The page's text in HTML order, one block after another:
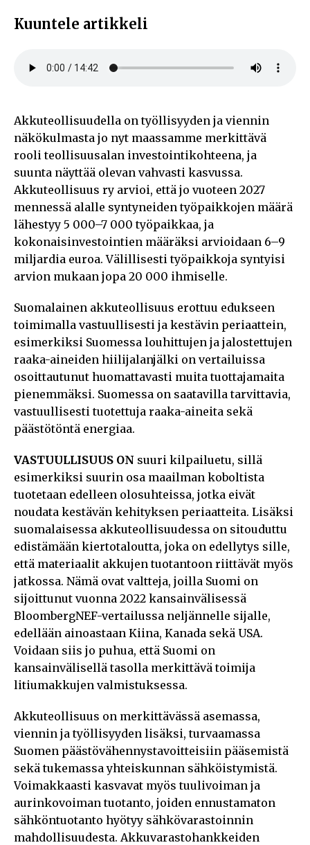
Kuuntele artikkeli
Akkuteollisuudella on työllisyyden ja viennin
näkökulmasta jo nyt maassamme merkittävä
rooli teollisuusalan investointikohteena, ja
suunta näyttää olevan vahvasti kasvussa.
Akkuteollisuus ry arvioi, että jo vuoteen 2027
mennessä alalle syntyneiden työpaikkojen määrä
lähestyy 5 000–7 000 työpaikkaa, ja
kokonaisinvestointien määräksi arvioidaan 6–9
miljardia euroa. Välillisesti työpaikkoja syntyisi
arvion mukaan jopa 20 000 ihmiselle.
Suomalainen akkuteollisuus erottuu edukseen
toimimalla vastuullisesti ja kestävin periaattein,
esimerkiksi Suomessa louhittujen ja jalostettujen
raaka-aineiden hiilijalanjälki on vertailuissa
osoittautunut huomattavasti muita tuottajamaita
pienemmäksi. Suomessa on saatavilla tarvittavia,
vastuullisesti tuotettuja raaka-aineita sekä
päästötöntä energiaa.
VASTUULLISUUS ON suuri kilpailuetu, sillä
esimerkiksi suurin osa maailman koboltista
tuotetaan edelleen olosuhteissa, jotka eivät
noudata kestävän kehityksen periaatteita. Lisäksi
suomalaisessa akkuteollisuudessa on sitouduttu
edistämään kiertotaloutta, joka on edellytys sille,
että materiaalit akkujen tuotantoon riittävät myös
jatkossa. Nämä ovat valtteja, joilla Suomi on
sijoittunut vuonna 2022 kansainvälisessä
BloombergNEF-vertailussa neljännelle sijalle,
edellään ainoastaan Kiina, Kanada sekä USA.
Voidaan siis jo puhua, että Suomi on
kansainvälisellä tasolla merkittävä toimija
litiumakkujen valmistuksessa.
Akkuteollisuus on merkittävässä asemassa,
viennin ja työllisyyden lisäksi, turvaamassa
Suomen päästövähennystavoitteisiin pääsemistä
sekä tukemassa yhteiskunnan sähköistymistä.
Voimakkaasti kasvavat myös tuulivoiman ja
aurinkovoiman tuotanto, joiden ennustamaton
sähköntuotanto hyötyy sähkövarastoinnin
mahdollisuudesta. Akkuvarastohankkeiden